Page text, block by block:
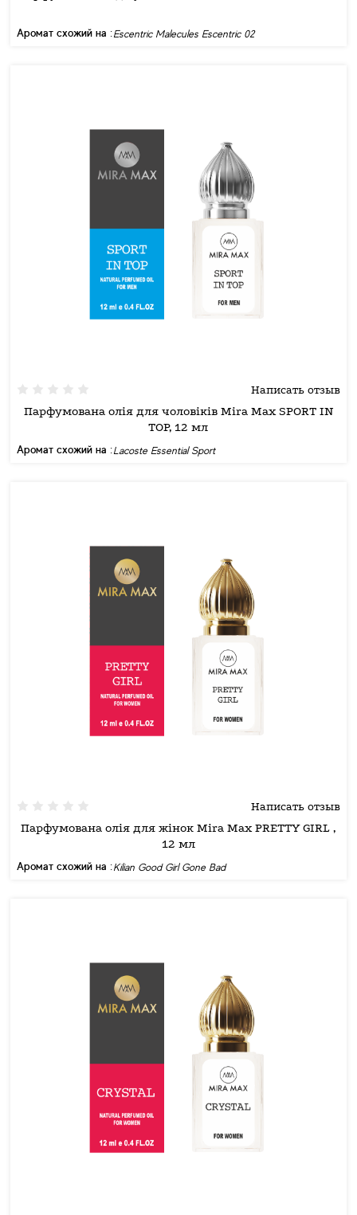
Аромат схожий на :Escentric Malecules Escentric 02
Написать отзыв
Парфумована олія для чоловіків Mira Max SPORT IN
TOP, 12 мл
Аромат схожий на :Lacoste Essential Sport
Написать отзыв
Парфумована олія для жінок Mira Max PRETTY GIRL ,
12 мл
Аромат схожий на :Kilian Good Girl Gone Bad